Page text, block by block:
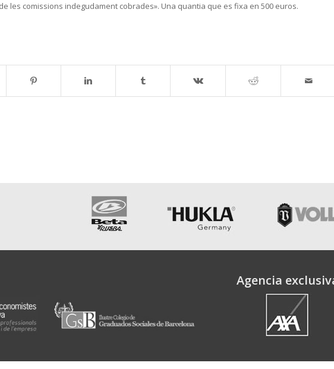
les comissions indegudament cobrades». Una quantia que es fixa en 500 euros.
Agencia